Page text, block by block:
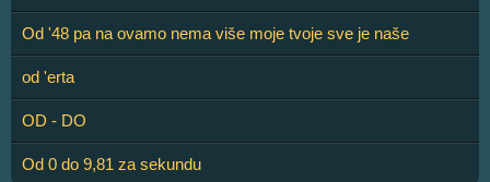
Od '48 pa na ovamo nema više moje tvoje sve je naše
od 'erta
OD - DO
Od 0 do 9,81 za sekundu